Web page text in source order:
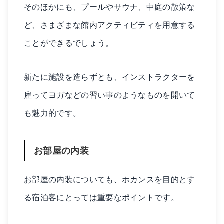
そのほかにも、プールやサウナ、中庭の散策な
ど、さまざまな館内アクティビティを用意する
ことができるでしょう。
新たに施設を造らずとも、インストラクターを
雇ってヨガなどの習い事のようなものを開いて
も魅力的です。
お部屋の内装
お部屋の内装についても、ホカンスを目的とす
る宿泊客にとっては重要なポイントです。